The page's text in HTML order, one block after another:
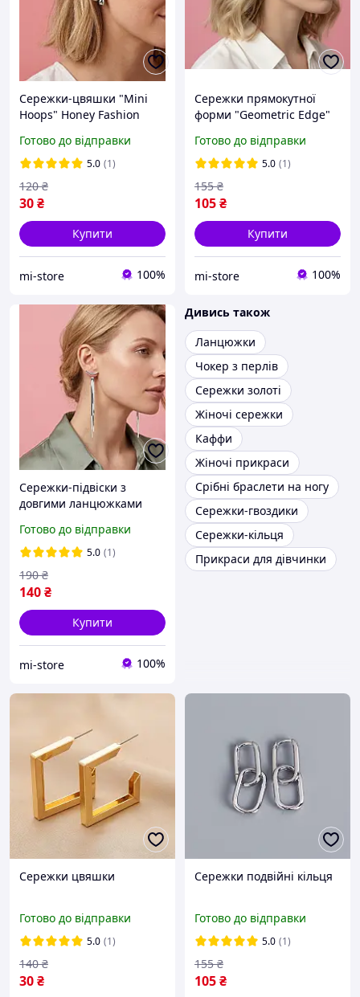
Сережки-цвяшки "Mini
Hoops" Honey Fashion
(120115)
Готово до відправки
5.0 (1)
30₴
120 ₴
Купити
mi-store 100%
Сережки прямокутної
форми "Geometric Edge"
сріблястий (120140)
Готово до відправки
5.0 (1)
105₴
155 ₴
Купити
mi-store 100%
Сережки-підвіски з
довгими ланцюжками
Fashion Accessories
сріблястий (120141)
Готово до відправки
5.0 (1)
140₴
190 ₴
Купити
mi-store 100%
Дивись також
Ланцюжки
Чокер з перлів
Сережки золоті
Жіночі сережки
Каффи
Жіночі прикраси
Срібні браслети на ногу
Сережки-гвоздики
Сережки-кільця
Прикраси для дівчинки
Cережки цвяшки
Готово до відправки
5.0 (1)
30₴
140 ₴
Сережки подвійні кільця
Готово до відправки
5.0 (1)
105₴
155 ₴